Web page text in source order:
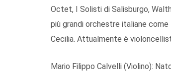
Octet, I Solisti di Salisburgo,
più grandi orchestre italiane come
Cecilia. Attualmente è
Mario Filippo Calvelli (Violino):